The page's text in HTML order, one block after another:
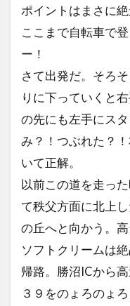
ポイントはまさに
ここまで自転車で
ー！
さて出発だ。そろ
りに下っていくと
の先にも左手にス
み？！つぶれた？
いて正解。
以前この道を走っ
て秩父方面に北上
の丘へと向かう。
ソフトクリームは
帰路。勝沼ICから
３９をのょろのょ